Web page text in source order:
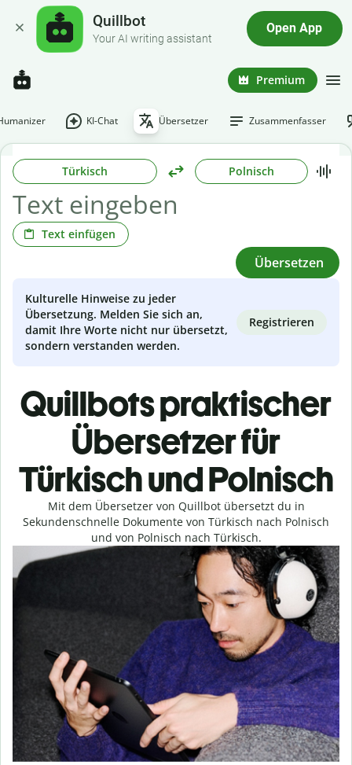
Quillbot
Your AI writing assistant
Open App
Premium
KI-Chat Übersetzer Zusammenfasser
Türkisch Polnisch
Text einfügen
Übersetzen
Kulturelle Hinweise zu jeder
Übersetzung. Melden Sie sich an,
damit Ihre Worte nicht nur übersetzt,
sondern verstanden werden.
Registrieren
Quillbots praktischer
Übersetzer für
Türkisch und Polnisch
Mit dem Übersetzer von Quillbot übersetzt du in
Sekundenschnelle Dokumente von Türkisch nach Polnisch
und von Polnisch nach Türkisch.